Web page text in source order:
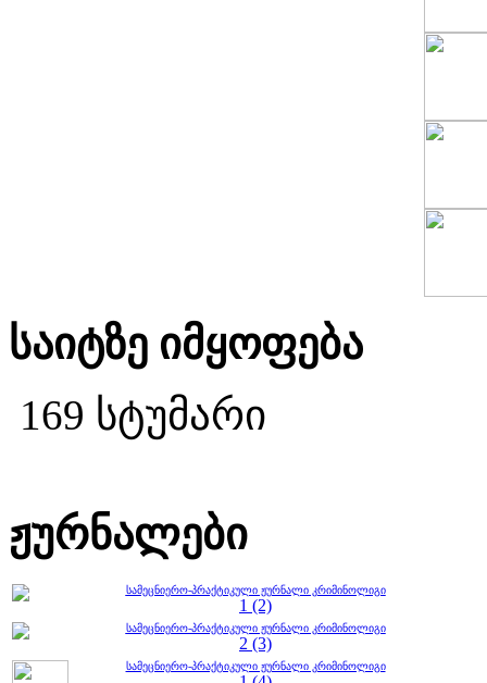
საიტზე იმყოფება
169 სტუმარი
ჟურნალები
სამეცნიერო-პრაქტიკული ჟურნალი კრიმინოლიგი
1 (2)
სამეცნიერო-პრაქტიკული ჟურნალი კრიმინოლიგი
2 (3)
სამეცნიერო-პრაქტიკული ჟურნალი კრიმინოლიგი